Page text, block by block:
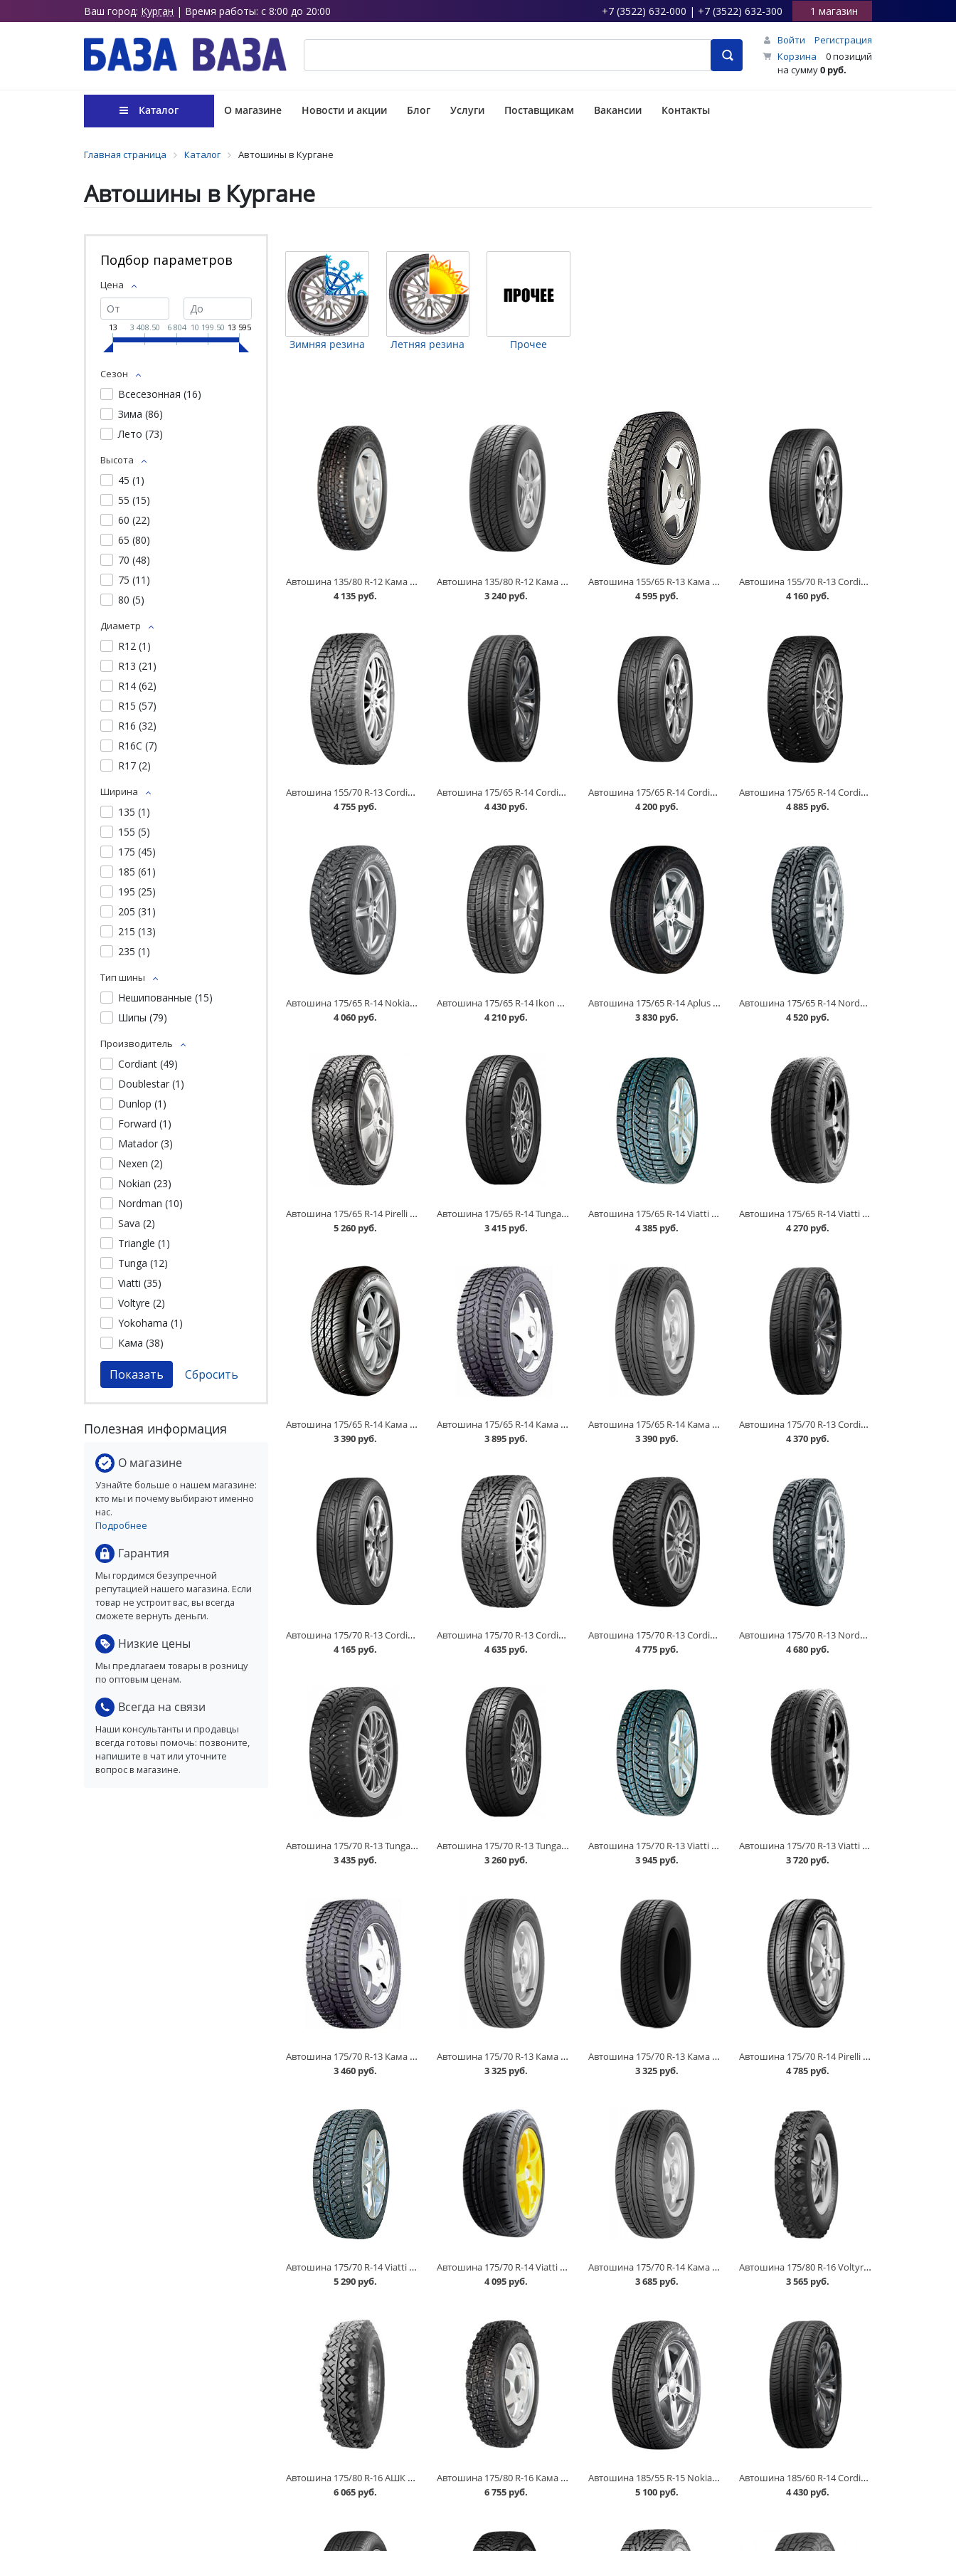
Ваш город: Курган | Время работы: с 8:00 до 20:00 +7 (3522) 632-000 | +7 (3522) 632-300 1 магазин
Войти
Регистрация
Корзина
0 позиций
на сумму0 руб.
Каталог О магазине Новости и акции Блог Услуги Поставщикам Вакансии Контакты
Главная страница Каталог Автошины в Кургане
Автошины в Кургане
Подбор параметров
Цена
13 3 408.50 6 804 10 199.50 13 595
Сезон
Всесезонная (16)
Зима (86)
Лето (73)
Высота
45 (1 )
55 (15)
60 (22)
65 (80)
70 (48)
75 (11 )
80 (5)
Диаметр
R12 (1 )
R13 (21 )
R14 (62)
R15 (57)
R16 (32)
R16C (7)
R17 (2)
Ширина
135 (1 )
155 (5)
175 (45)
185 (61 )
195 (25)
205 (31 )
215 (13)
235 (1 )
Тип шины
Нешипованные (15)
Шипы (79)
Производитель
Cordiant (49)
Doublestar (1 )
Dunlop (1 )
Forward (1 )
Matador (3)
Nexen (2)
Nokian (23)
Nordman (10)
Sava (2)
Triangle (1 )
Tunga (12)
Viatti (35)
Voltyre (2)
Yokohama (1 )
Кама (38)
Полезная информация
О магазине
Узнайте больше о нашем магазине:
кто мы и почему выбирают именно
нас.
Подробнее
Гарантия
Мы гордимся безупречной
репутацией нашего магазина. Если
товар не устроит вас, вы всегда
сможете вернуть деньги.
Низкие цены
Мы предлагаем товары в розницу
по оптовым ценам.
Всегда на связи
Наши консультанты и продавцы
всегда готовы помочь: позвоните,
напишите в чат или уточните
вопрос в магазине.
Зимняя резина Летняя резина Прочее
Автошина 135/80 R-12 Кама 503 68Q шип в Кургане
4 135 руб.
Автошина 135/80 R-12 Кама 365 (НК-241) 72T в Кургане
3 240 руб.
Автошина 155/65 R-13 Кама EURO 518 73T шип в Кургане
4 595 руб.
Автошина 155/70 R-13 Cordiant Road Runner 75T в Кургане
4 160 руб.
Автошина 155/70 R-13 Cordiant Snow Cross шип в Кургане
4 755 руб.
Автошина 175/65 R-14 Cordiant Comfort 2 86H в Кургане
4 430 руб.
Автошина 175/65 R-14 Cordiant Road Runner 82H в Кургане
4 200 руб.
Автошина 175/65 R-14 Cordiant Snow Cross 2 86T шип в Кургане
4 885 руб.
Автошина 175/65 R-14 Nokian Nordman 8 86T шип в Кургане
4 060 руб.
Автошина 175/65 R-14 Ikon Tyres Nordman SX3 82T в Кургане
4 210 руб.
Автошина 175/65 R-14 Aplus A506 82S в Кургане
3 830 руб.
Автошина 175/65 R-14 Nordman 5 86Тшип в Кургане
4 520 руб.
Автошина 175/65 R-14 Pirelli Formula Ice 82T шип в Кургане
5 260 руб.
Автошина 175/65 R-14 Tunga Zodiak 2 86T в Кургане
3 415 руб.
Автошина 175/65 R-14 Viatti Brina Nordico V-522 82T шип в Кургане
4 385 руб.
Автошина 175/65 R-14 Viatti Strada Asimmetrico V-130 82H в Кургане
4 270 руб.
Автошина 175/65 R-14 Кама Grant (НК-241) 82H в Кургане
3 390 руб.
Автошина 175/65 R-14 Кама 505 82T шип в Кургане
3 895 руб.
Автошина 175/65 R-14 Кама Breeze (НК-132) 82H в Кургане
3 390 руб.
Автошина 175/70 R-13 Cordiant Comfort 2 86H в Кургане
4 370 руб.
Автошина 175/70 R-13 Cordiant Road Runner 82H в Кургане
4 165 руб.
Автошина 175/70 R-13 Cordiant Snow Cross 82T шип в Кургане
4 635 руб.
Автошина 175/70 R-13 Cordiant Snow Cross 2 82T шип в Кургане
4 775 руб.
Автошина 175/70 R-13 Nordman 5 82T шип в Кургане
4 680 руб.
Автошина 175/70 R-13 Tunga Nordway 2 82Q шип в Кургане
3 435 руб.
Автошина 175/70 R-13 Tunga Zodiak 2 86Т в Кургане
3 260 руб.
Автошина 175/70 R-13 Viatti Brina Nordico V-522 82T шип в Кургане
3 945 руб.
Автошина 175/70 R-13 Viatti Strada Asimmetrico V-130 82H в Кургане
3 720 руб.
Автошина 175/70 R-13 Кама 505 82T шип в Кургане
3 460 руб.
Автошина 175/70 R-13 Кама Breeze (НК-132) 82T в Кургане
3 325 руб.
Автошина 175/70 R-13 Кама 365 (НК-241) 82H в Кургане
3 325 руб.
Автошина 175/70 R-14 Pirelli Formula Energy 84T в Кургане
4 785 руб.
Автошина 175/70 R-14 Viatti Brina Nordico V-522 84T шип в Кургане
5 290 руб.
Автошина 175/70 R-14 Viatti Strada Asimmetrico (V-130) 84H в Кургане
4 095 руб.
Автошина 175/70 R-14 Кама Breeze 84T в Кургане
3 685 руб.
Автошина 175/80 R-16 Voltyre ВЛИ-5 87Q (c камерой) в Кургане
3 565 руб.
Автошина 175/80 R-16 АШК ВЛИ-5 85P (с камерой) в Кургане
6 065 руб.
Автошина 175/80 R-16 Кама И 511 88Q шип (с камерой) в Кургане
6 755 руб.
Автошина 185/55 R-15 Nokian Nordman RS2 86R в Кургане
5 100 руб.
Автошина 185/60 R-14 Cordiant Comfort 2 86H в Кургане
4 430 руб.